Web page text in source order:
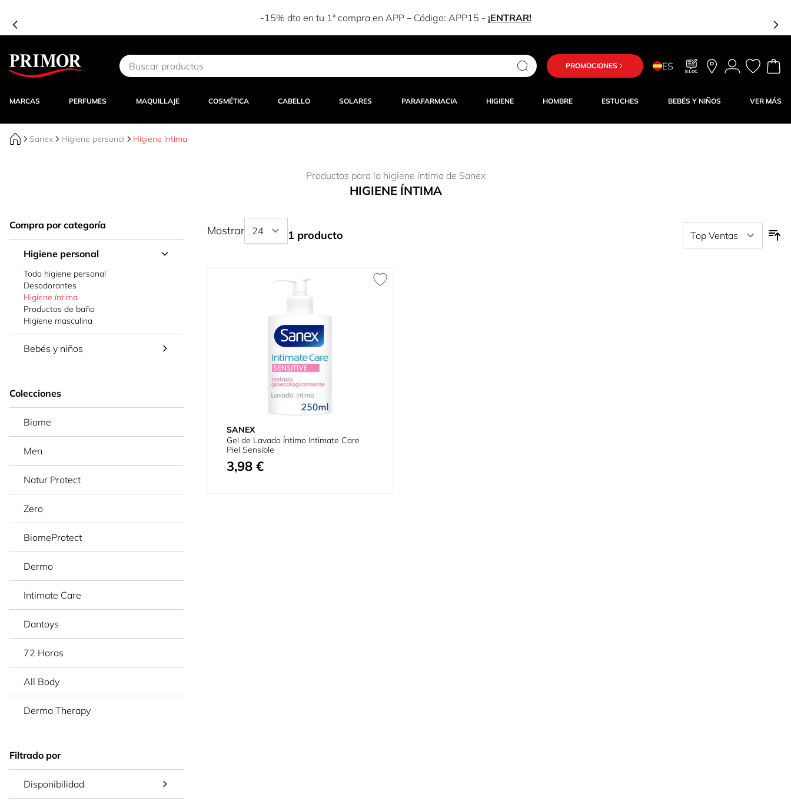
Estás a solo 25,00 € del envío gratuito
Ir al contenido
PROMOCIONES ES BLOG
MARCAS PERFUMES MAQUILLAJE COSMÉTICA CABELLO SOLARES PARAFARMACIA HIGIENE HOMBRE ESTUCHES BEBÉS Y NIÑOS VER MÁS
Sanex Higiene personal Higiene íntima
Productos para la higiene íntima de Sanex
HIGIENE ÍNTIMA
Compra por categoría
Higiene personal
Todo higiene personal
Desodorantes
Higiene íntima
Productos de baño
Higiene masculina
Bebés y niños
Colecciones
Biome
Men
Natur Protect
Zero
BiomeProtect
Dermo
Intimate Care
Dantoys
72 Horas
All Body
Derma Therapy
Filtrado por
Disponibilidad
Mostrar 1 producto
SANEX
Gel de Lavado Íntimo Intimate Care
Piel Sensible
3,98 €